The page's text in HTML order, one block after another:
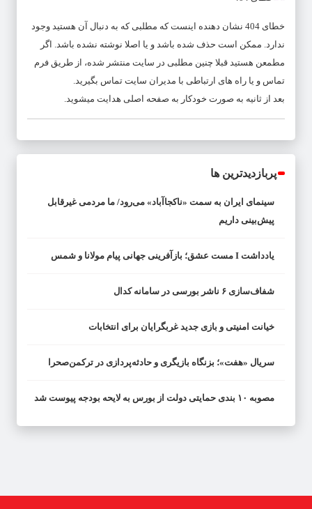
خطای 404 نشان دهنده اینست که مطلبی که به دنبال آن هستید وجود
ندارد. ممکن است حذف شده باشد و یا اصلا نوشته نشده باشد. اگر
مطمعن هستید قبلا چنین مطلبی در سایت منتشر شده، از طریق فرم
تماس و یا راه های ارتباطی با مدیران سایت تماس بگیرید.
بعد از ثانیه به صورت خودکار به صفحه اصلی هدایت میشوید.
پربازدیدترین ها
سینمای ایران به سمت «ناکجاآباد» می‌رود/ ما مردمی غیرقابل
پیش‌بینی داریم
یادداشت I مست عشق؛ بازآفرینی جهانی پیام مولانا و شمس
شفاف‌سازی ۶ ناشر بورسی در سامانه کدال
خیانت امنیتی و بازی جدید غربگرایان برای انتخابات
سریال «هفت»؛ بزنگاه بازیگری و حادثه‌پردازی در ترکمن‌صحرا
مصوبه ۱۰ بندی حمایتی دولت از بورس به لایحه بودجه پیوست شد